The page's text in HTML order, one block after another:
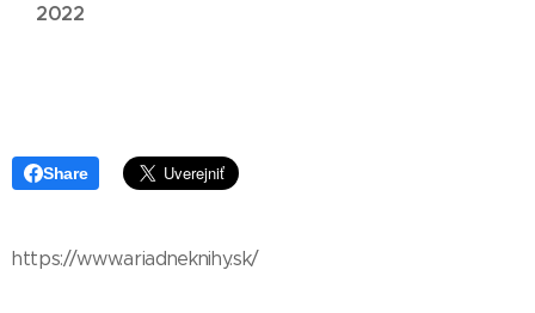
2022
Share
https://www.ariadneknihy.sk/